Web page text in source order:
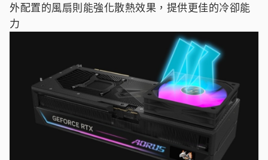
外配置的風扇則能強化散熱效果，提供更佳的冷卻能
力